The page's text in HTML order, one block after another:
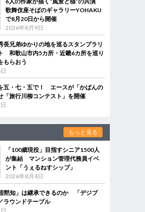
歌舞伎座そばのギャラリーYOHAKU
で8月20日から開催
2026年8月9日
長兄弟ゆかりの地を巡るスタンプラリ
和歌山市内5カ所・近畿6カ所を巡り
もらおう
五・七・五で！ エースが「かばんの
「旅行川柳コンテスト」を開催
もっと見る
「100歳現役」目指すシニア1500人
が集結 マンション管理代務員イベ
ント「うぇるねすシップ」
2026年8月4日
黙知」は継承できるのか 「デジブ
ラウンドテーブル